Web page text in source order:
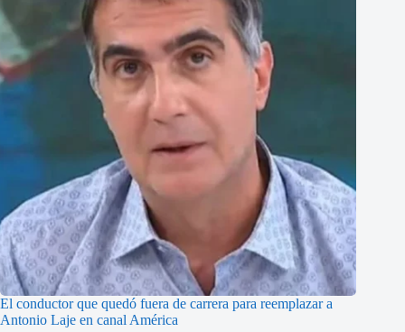
El conductor que quedó fuera de carrera para reemplazar a
Antonio Laje en canal América